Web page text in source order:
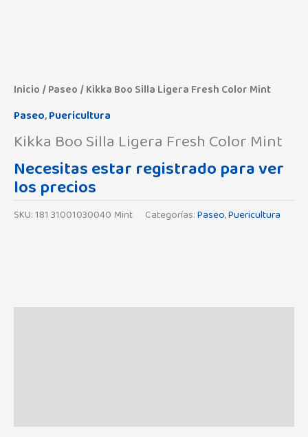
Inicio /Paseo / Kikka Boo Silla Ligera Fresh Color Mint
Paseo,Puericultura
Kikka Boo Silla Ligera Fresh Color Mint
Necesitas estar registrado para ver
los precios
SKU:181 31001030040 Mint Categorías:Paseo,Puericultura